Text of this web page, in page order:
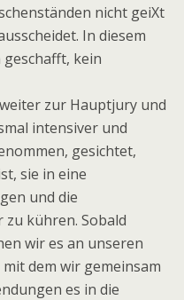
nicht geiXt
In diesem
geschafft, kein
zur Hauptjury und
intensiver und
gesichtet,
sie in eine
und die
kühren. Sobald
wir es an unseren
dem wir gemeinsam
es in die